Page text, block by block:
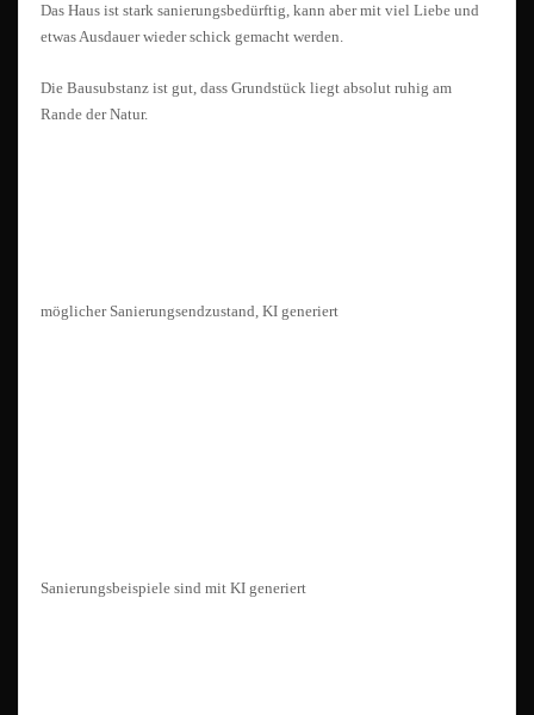
Das Haus ist stark sanierungsbedürftig, kann aber mit viel Liebe und
etwas Ausdauer wieder schick gemacht werden.
Die Bausubstanz ist gut, dass Grundstück liegt absolut ruhig am
Rande der Natur.
möglicher Sanierungsendzustand, KI generiert
Sanierungsbeispiele sind mit KI generiert